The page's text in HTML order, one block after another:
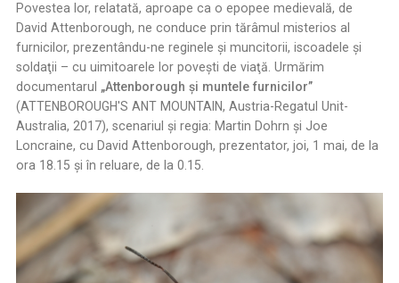
Povestea lor, relatată, aproape ca o epopee medievală, de
David Attenborough, ne conduce prin tărâmul misterios al
furnicilor, prezentându-ne reginele şi muncitorii, iscoadele şi
soldaţii – cu uimitoarele lor poveşti de viaţă. Urmărim
documentarul „Attenborough şi muntele furnicilor”
(ATTENBOROUGH'S ANT MOUNTAIN, Austria-Regatul Unit-
Australia, 2017), scenariul şi regia: Martin Dohrn şi Joe
Loncraine, cu David Attenborough, prezentator, joi, 1 mai, de la
ora 18.15 şi în reluare, de la 0.15.